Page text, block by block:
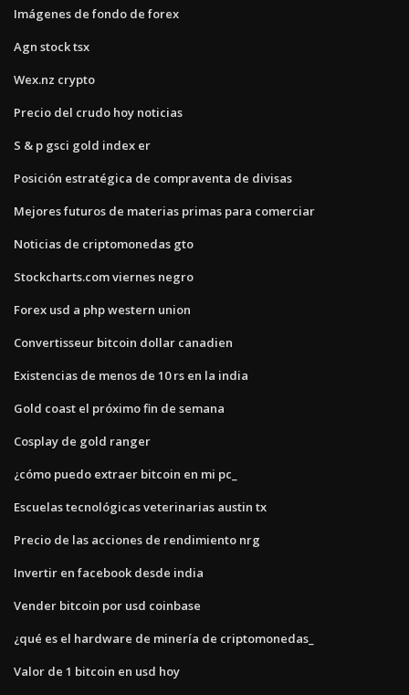
Imágenes de fondo de forex
Agn stock tsx
Wex.nz crypto
Precio del crudo hoy noticias
S & p gsci gold index er
Posición estratégica de compraventa de divisas
Mejores futuros de materias primas para comerciar
Noticias de criptomonedas gto
Stockcharts.com viernes negro
Forex usd a php western union
Convertisseur bitcoin dollar canadien
Existencias de menos de 10 rs en la india
Gold coast el próximo fin de semana
Cosplay de gold ranger
¿cómo puedo extraer bitcoin en mi pc_
Escuelas tecnológicas veterinarias austin tx
Precio de las acciones de rendimiento nrg
Invertir en facebook desde india
Vender bitcoin por usd coinbase
¿qué es el hardware de minería de criptomonedas_
Valor de 1 bitcoin en usd hoy